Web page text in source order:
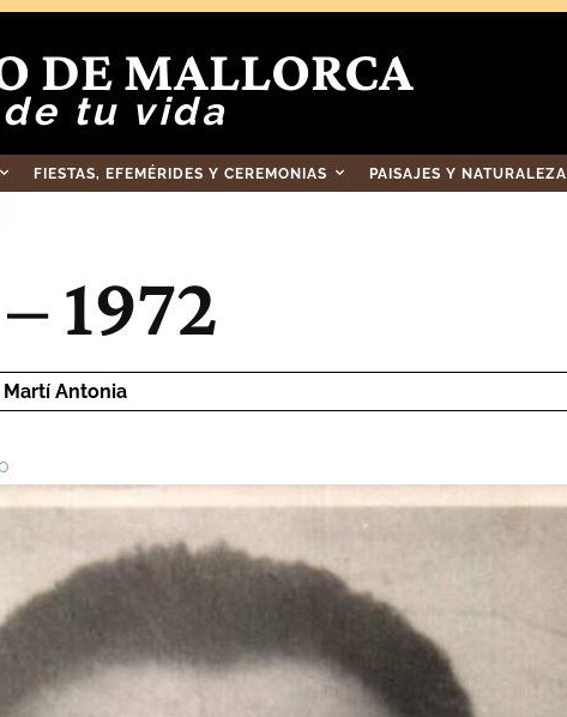
DE MALLORCA
tu vida
FIESTAS, EFEMÉRIDES Y CEREMONIAS PAISAJES Y NATURALEZA
1972
Martí Antonia